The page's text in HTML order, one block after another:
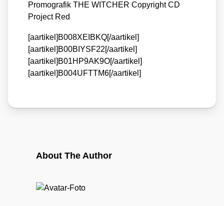
Pro­mo­gra­fik THE WITCHER Copy­right CD
Pro­ject Red
[aartikel]B008XEIBKQ[/aartikel]
[aartikel]B00BIYSF22[/aartikel]
[aartikel]B01HP9AK9O[/aartikel]
[aartikel]B004UFTTM6[/aartikel]
About The Author